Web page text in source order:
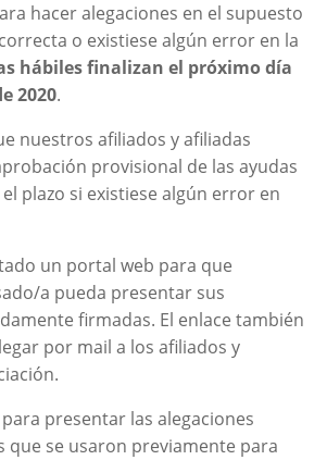
hacer alegaciones en el supuesto
o existiese algún error en la
hábiles finalizan el próximo día
2020.
nuestros afiliados y afiliadas
provisional de las ayudas
plazo si existiese algún error en
un portal web para que
a pueda presentar sus
firmadas. El enlace también
por mail a los afiliados y
presentar las alegaciones
que se usaron previamente para